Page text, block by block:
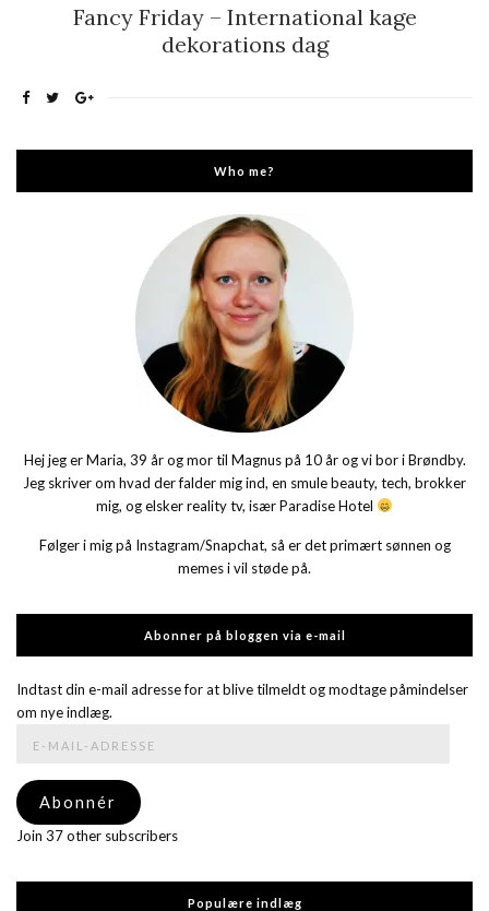
Fancy Friday – International kage
dekorations dag
Who me?
Hej jeg er Maria, 39 år og mor til Magnus på 10 år og vi bor i Brøndby.
Jeg skriver om hvad der falder mig ind, en smule beauty, tech, brokker
mig, og elsker reality tv, især Paradise Hotel
Følger i mig på Instagram/Snapchat, så er det primært sønnen og
memes i vil støde på.
Abonner på bloggen via e-mail
Indtast din e-mail adresse for at blive tilmeldt og modtage påmindelser
om nye indlæg.
adresse
Abonnér
Join 37 other subscribers
Populære indlæg